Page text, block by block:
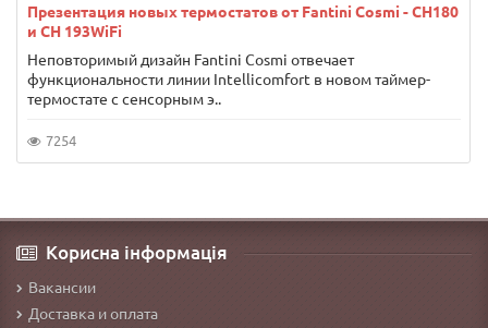
Презентация новых термостатов от Fantini Cosmi - CH180
и CH 193WiFi
Неповторимый дизайн Fantini Cosmi отвечает
функциональности линии Intellicomfort в новом таймер-
термостате с сенсорным э..
7254
Корисна інформація
Вакансии
Доставка и оплата